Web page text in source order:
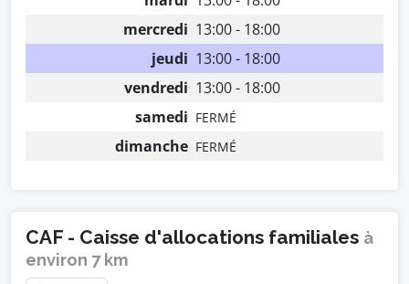
mercredi 13:00 - 18:00
jeudi 13:00 - 18:00
vendredi 13:00 - 18:00
samedi FERMÉ
dimanche FERMÉ
CAF - Caisse d'allocations familiales à
environ 7 km